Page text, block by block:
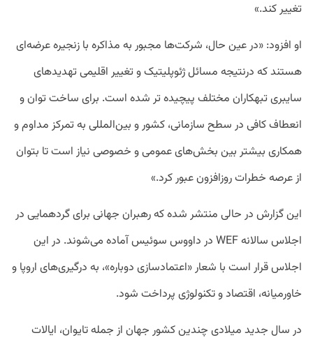
تغییر کند.»
او افزود: «در عین حال، شرکت‌ها مجبور به مذاکره با زنجیره عرضه‌ای
هستند که درنتیجه مسائل ژئوپلیتیک و تغییر اقلیمی تهدید‌های
سایبری تبهکاران مختلف پیچیده تر شده است. برای ساخت توان و
انعطاف کافی در سطح سازمانی، کشور و بین‌المللی به تمرکز مداوم و
همکاری بیشتر بین بخش‌های عمومی و خصوصی نیاز است تا بتوان
از عرصه خطرات روزافزون عبور کرد.»
این گزارش در حالی منتشر شده که رهبران جهانی برای گردهمایی در
اجلاس سالانه WEF در داووس سوئیس آماده می‌شوند. در این
اجلاس قرار است با شعار «اعتمادسازی دوباره»، به درگیری‌های اروپا و
خاورمیانه، اقتصاد و تکنولوژی پرداخت شود.
در سال جدید میلادی چندین کشور جهان از جمله تایوان، ایالات